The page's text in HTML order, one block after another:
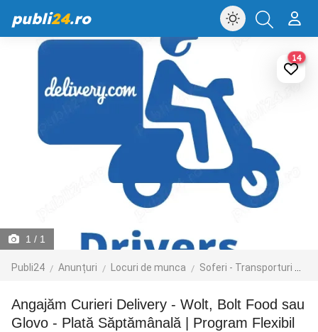
publi24.ro
1 / 1
Publi24 Anunțuri Locuri de munca Soferi - Transporturi
14
Angajăm Curieri Delivery - Wolt, Bolt Food sau
Glovo - Plată Săptămânală | Program Flexibil